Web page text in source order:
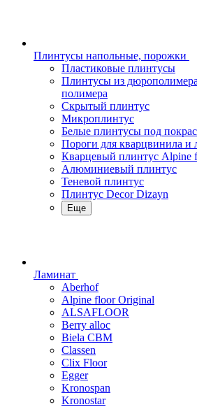
Плинтусы напольные, порожки
Пластиковые плинтусы
Плинтусы из
полимера
Скрытый плинтус
Микроплинтус
Белые плинтусы под
Пороги для кварцвинила и
Кварцевый плинтус Alpine
Алюминиевый плинтус
Теневой плинтус
Плинтус Decor Dizayn
Еще
Ламинат
Aberhof
Alpine floor Original
ALSAFLOOR
Berry alloc
Biela CBM
Classen
Clix Floor
Egger
Kronospan
Kronostar